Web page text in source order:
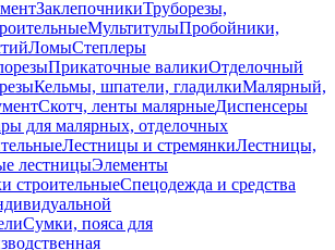
ЗаклепочникиТруборезы,
МультитулыПробойники,
ЛомыСтеплеры
Прикаточные валикиОтделочный
Кельмы, шпатели, гладилкиМалярный,
Скотч, ленты малярныеДиспенсеры
для малярных, отделочных
Лестницы и стремянкиЛестницы,
лестницыЭлементы
строительныеСпецодежда и средства
Сумки, пояса для